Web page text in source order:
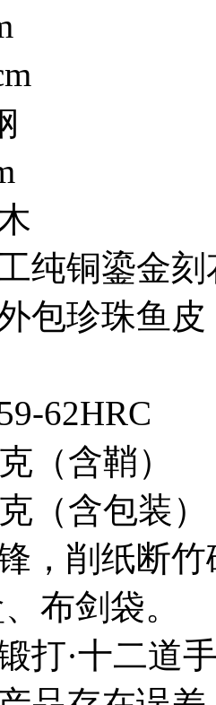
纯铜鎏金刻
包珍珠鱼
62HRC
（含鞘）
（含包装）
，削纸断
布剑袋。
打·十二道